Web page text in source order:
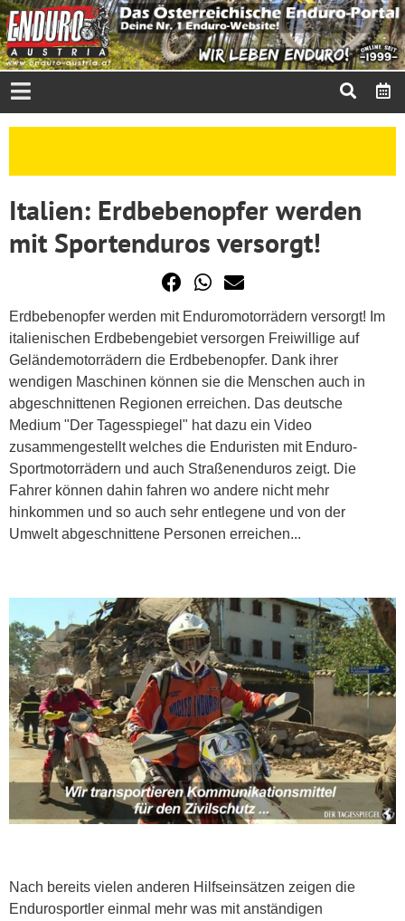
Italien: Erdbebenopfer werden
mit Sportenduros versorgt!
Erdbebenopfer werden mit Enduromotorrädern versorgt! Im
italienischen Erdbebengebiet versorgen Freiwillige auf
Geländemotorrädern die Erdbebenopfer. Dank ihrer
wendigen Maschinen können sie die Menschen auch in
abgeschnittenen Regionen erreichen. Das deutsche
Medium "Der Tagesspiegel" hat dazu ein Video
zusammengestellt welches die Enduristen mit Enduro-
Sportmotorrädern und auch Straßenenduros zeigt. Die
Fahrer können dahin fahren wo andere nicht mehr
hinkommen und so auch sehr entlegene und von der
Umwelt abgeschnittene Personen erreichen...
Nach bereits vielen anderen Hilfseinsätzen zeigen die
Endurosportler einmal mehr was mit anständigen